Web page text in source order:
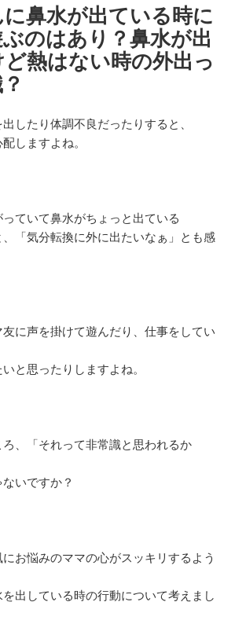
鼻水が出ている時に
のはあり？鼻水が出
熱はない時の外出っ
したり体調不良だったりすると、
しますよね。
ていて鼻水がちょっと出ている
、「気分転換に外に出たいなぁ」とも感
に声を掛けて遊んだり、仕事をしてい
と思ったりしますよね。
、「それって非常識と思われるか
いですか？
お悩みのママの心がスッキリするよう
出している時の行動について考えまし